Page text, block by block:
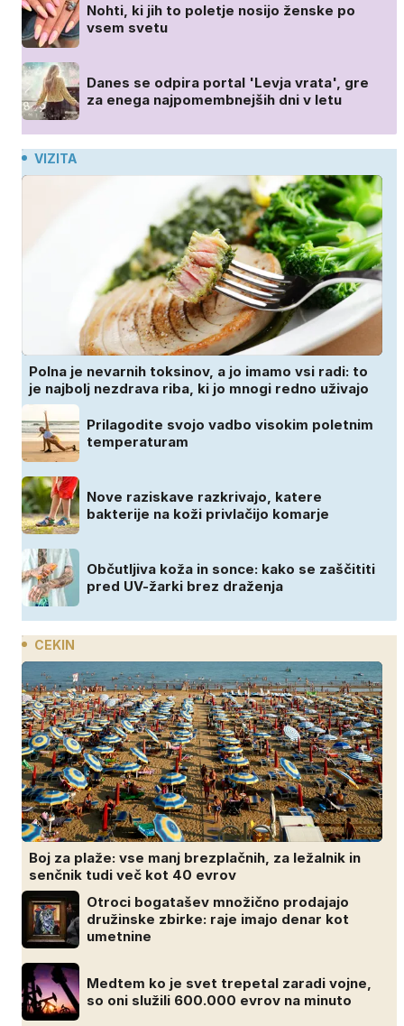
Nohti, ki jih to poletje nosijo ženske po
vsem svetu
Danes se odpira portal 'Levja vrata', gre
za enega najpomembnejših dni v letu
VIZITA
Polna je nevarnih toksinov, a jo imamo vsi radi: to
je najbolj nezdrava riba, ki jo mnogi redno uživajo
Prilagodite svojo vadbo visokim poletnim
temperaturam
Nove raziskave razkrivajo, katere
bakterije na koži privlačijo komarje
Občutljiva koža in sonce: kako se zaščititi
pred UV-žarki brez draženja
CEKIN
Boj za plaže: vse manj brezplačnih, za ležalnik in
senčnik tudi več kot 40 evrov
Otroci bogatašev množično prodajajo
družinske zbirke: raje imajo denar kot
umetnine
Medtem ko je svet trepetal zaradi vojne,
so oni služili 600.000 evrov na minuto